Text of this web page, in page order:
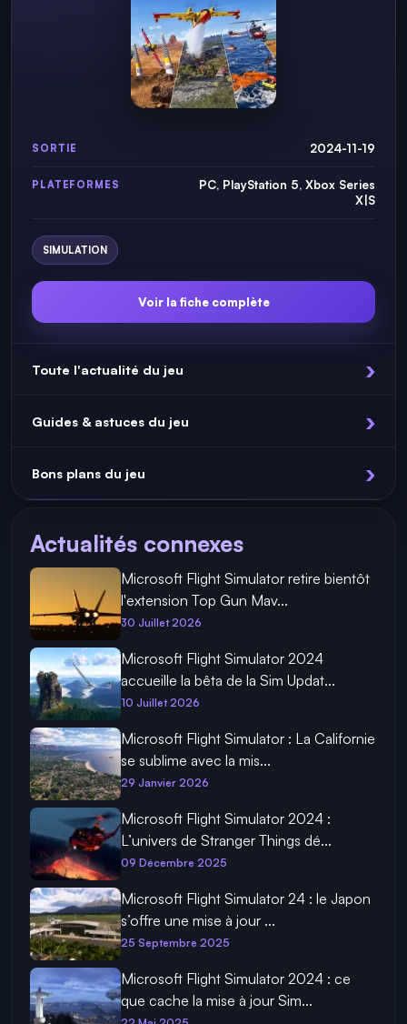
SORTIE 2024-11-19
PLATEFORMES
PC, PlayStation 5, Xbox Series
X|S
SIMULATION
Voir la fiche complète
Toute l'actualité du jeu
Guides & astuces du jeu
Bons plans du jeu
Actualités connexes
Microsoft Flight Simulator retire bientôt
l'extension Top Gun Mav...
30 Juillet 2026
Microsoft Flight Simulator 2024
accueille la bêta de la Sim Updat...
10 Juillet 2026
Microsoft Flight Simulator : La Californie
se sublime avec la mis...
29 Janvier 2026
Microsoft Flight Simulator 2024 :
L’univers de Stranger Things dé...
09 Décembre 2025
Microsoft Flight Simulator 24 : le Japon
s’offre une mise à jour ...
25 Septembre 2025
Microsoft Flight Simulator 2024 : ce
que cache la mise à jour Sim...